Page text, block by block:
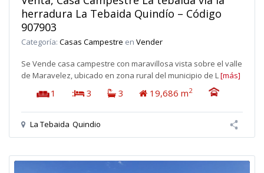
herradura La Tebaida Quindío – Código
907903
Categoría: Casas Campestre en Vender
Se Vende casa campestre con maravillosa vista sobre el valle
de Maravelez, ubicado en zona rural del municipio de L[más]
1 : 3 3 19,686 m2
La Tebaida Quindio